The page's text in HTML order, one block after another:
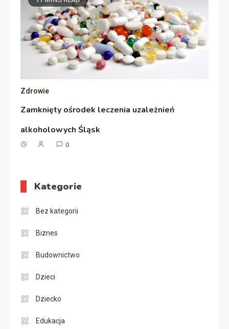
Zdrowie
Zamknięty ośrodek leczenia uzależnień
alkoholowych Śląsk
0
Kategorie
Bez kategorii
Biznes
Budownictwo
Dzieci
Dziecko
Edukacja